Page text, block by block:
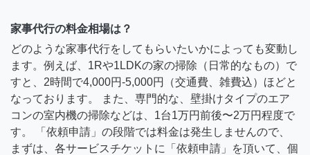
家事代行の料金相場は？
どのような家事代行をしてもらいたいかによっても変動し
ます。例えば、1Rや1LDKの家の掃除（日常的なもの）で
すと、2時間で4,000円-5,000円（交通費、雑費込）ほどと
なっております。 また、専門的な、壁掛けタイプのエア
コンの室内機の掃除などは、1台1万円前後〜2万円程度で
す。 「依頼申請」の段階では料金は発生しませんので、
まずは、各サービスチケットに「依頼申請」を頂いて、個